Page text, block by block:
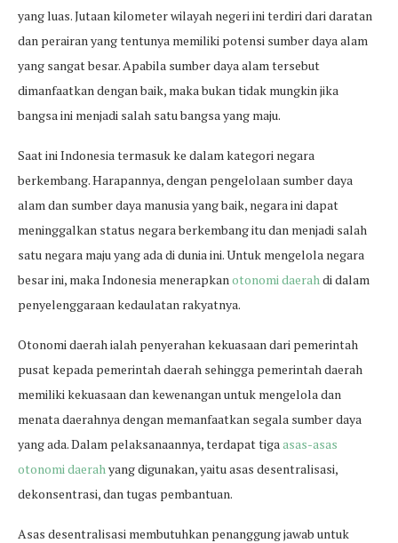
yang luas. Jutaan kilometer wilayah negeri ini terdiri dari daratan
dan perairan yang tentunya memiliki potensi sumber daya alam
yang sangat besar. Apabila sumber daya alam tersebut
dimanfaatkan dengan baik, maka bukan tidak mungkin jika
bangsa ini menjadi salah satu bangsa yang maju.
Saat ini Indonesia termasuk ke dalam kategori negara
berkembang. Harapannya, dengan pengelolaan sumber daya
alam dan sumber daya manusia yang baik, negara ini dapat
meninggalkan status negara berkembang itu dan menjadi salah
satu negara maju yang ada di dunia ini. Untuk mengelola negara
besar ini, maka Indonesia menerapkanotonomi daerahdi dalam
penyelenggaraan kedaulatan rakyatnya.
Otonomi daerah ialah penyerahan kekuasaan dari pemerintah
pusat kepada pemerintah daerah sehingga pemerintah daerah
memiliki kekuasaan dan kewenangan untuk mengelola dan
menata daerahnya dengan memanfaatkan segala sumber daya
yang ada. Dalam pelaksanaannya, terdapat tigaasas-asas
otonomi daerahyang digunakan, yaitu asas desentralisasi,
dekonsentrasi, dan tugas pembantuan.
Asas desentralisasi membutuhkan penanggung jawab untuk